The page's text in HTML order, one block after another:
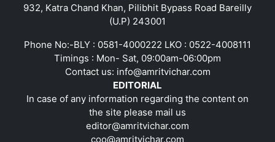
932, Katra Chand Khan, Pilibhit Bypass Road Bareilly
(U.P) 243001
Phone No:-BLY : 0581-4000222 LKO : 0522-4008111
Timings : Mon- Sat, 09:00am-06:00pm
Contact us: info@amritvichar.com
EDITORIAL
In case of any information regarding the content on
the site please mail us
editor@amritvichar.com
coo@amritvichar.com